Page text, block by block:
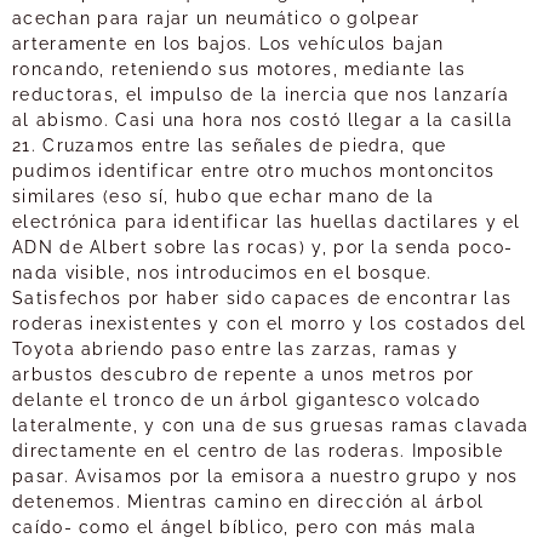
acechan para rajar un neumático o golpear
arteramente en los bajos. Los vehículos bajan
roncando, reteniendo sus motores, mediante las
reductoras, el impulso de la inercia que nos lanzaría
al abismo. Casi una hora nos costó llegar a la casilla
21. Cruzamos entre las señales de piedra, que
pudimos identificar entre otro muchos montoncitos
similares (eso sí, hubo que echar mano de la
electrónica para identificar las huellas dactilares y el
ADN de Albert sobre las rocas) y, por la senda poco-
nada visible, nos introducimos en el bosque.
Satisfechos por haber sido capaces de encontrar las
roderas inexistentes y con el morro y los costados del
Toyota abriendo paso entre las zarzas, ramas y
arbustos descubro de repente a unos metros por
delante el tronco de un árbol gigantesco volcado
lateralmente, y con una de sus gruesas ramas clavada
directamente en el centro de las roderas. Imposible
pasar. Avisamos por la emisora a nuestro grupo y nos
detenemos. Mientras camino en dirección al árbol
caído- como el ángel bíblico, pero con más mala